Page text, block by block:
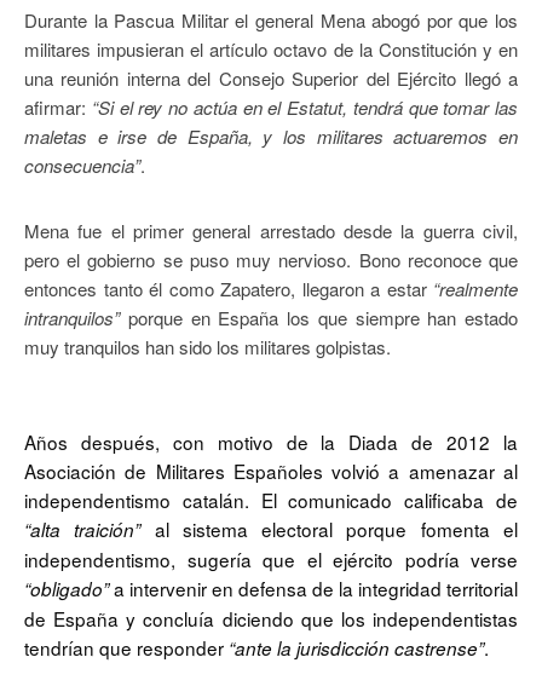
Durante la Pascua Militar el general Mena abogó por que los
militares impusieran el artículo octavo de la Constitución y en
una reunión interna del Consejo Superior del Ejército llegó a
afirmar: “Si el rey no actúa en el Estatut, tendrá que tomar las
maletas e irse de España, y los militares actuaremos en
consecuencia”.
Mena fue el primer general arrestado desde la guerra civil,
pero el gobierno se puso muy nervioso. Bono reconoce que
entonces tanto él como Zapatero, llegaron a estar “realmente
intranquilos”porque en España los que siempre han estado
muy tranquilos han sido los militares golpistas.
Años después, con motivo de la Diada de 2012 la
Asociación de Militares Españoles volvió a amenazar al
independentismo catalán. El comunicado calificaba de
“alta traición”al sistema electoral porque fomenta el
independentismo, sugería que el ejército podría verse
“obligado”a intervenir en defensa de la integridad territorial
de España y concluía diciendo que los independentistas
tendrían que responder “ante la jurisdicción castrense”.